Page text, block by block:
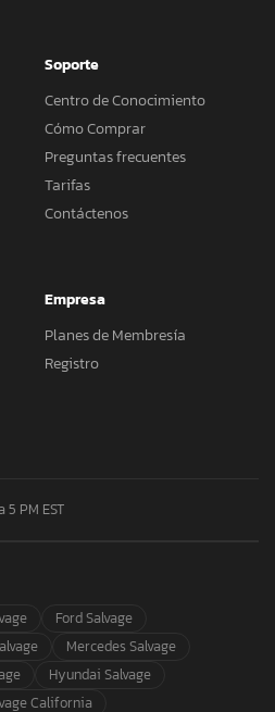
Soporte
Centro de Conocimiento
Cómo Comprar
Preguntas frecuentes
Tarifas
Contáctenos
Empresa
Planes de Membresía
Registro
PM EST
Ford Salvage
Mercedes Salvage
Hyundai Salvage
California